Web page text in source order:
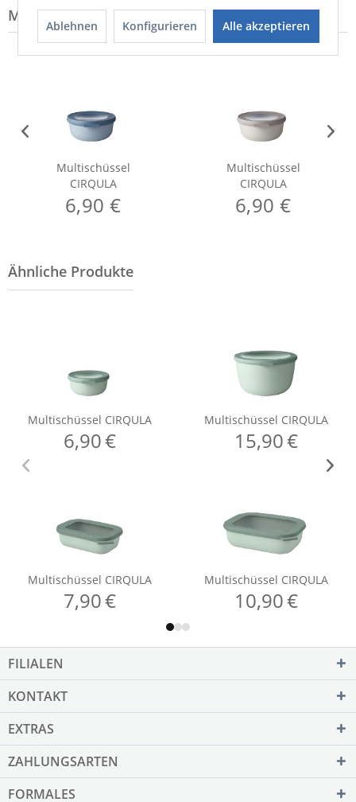
Modell-Familie: CIRQULA
Multischüssel
CIRQULA
6,90 €
Multischüssel
CIRQULA
6,90 €
FILIALEN
KONTAKT
EXTRAS
ZAHLUNGSARTEN
FORMALES
Ablehnen Konfigurieren Alle akzeptieren